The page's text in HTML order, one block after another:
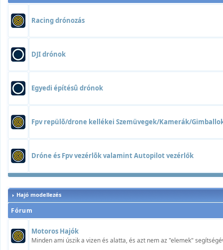
Racing drónozás
DJI drónok
Egyedi építésû drónok
Fpv repülõ/drone kellékei Szemüvegek/Kamerák/
Dróne és Fpv vezérlõk valamint Autopilot vezérlők
Hajó modellezés
Fórum
Motoros Hajók
Minden ami úszik a vizen és alatta, és azt nem az "elemek"